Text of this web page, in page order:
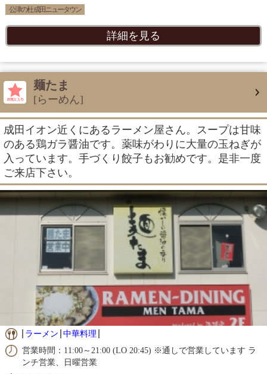
公津の杜 成田ニュータウン
詳細を見る
麺たま
[らーめん]
成田イオン近くにあるラーメン屋さん。スープは甘味
のある鶏ガラ醤油です。薬味がわりに大量の玉ねぎが
入っています。手づくり餃子もお勧めです。是非一度
ご来店下さい。
ラーメン 中華料理
営業時間：11:00～21:00 (LO 20:45) ※通しで営業しています ラ
ンチ営業、日曜営業